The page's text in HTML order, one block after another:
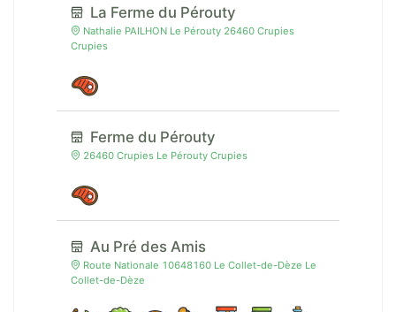
La Ferme du Pérouty
Nathalie PAILHON Le Pérouty 26460 Crupies
Crupies
Ferme du Pérouty
26460 Crupies Le Pérouty Crupies
Au Pré des Amis
Route Nationale 10648160 Le Collet-de-Dèze Le
Collet-de-Dèze